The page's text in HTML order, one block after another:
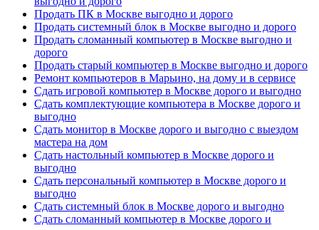
Продать ПК в Москве выгодно и дорого
Продать системный блок в Москве выгодно и дорого
Продать сломанный компьютер в Москве выгодно и
дорого
Продать старый компьютер в Москве выгодно и дорого
Ремонт компьютеров в Марьино, на дому и в сервисе
Сдать игровой компьютер в Москве дорого и выгодно
Сдать комплектующие компьютера в Москве дорого и
выгодно
Сдать монитор в Москве дорого и выгодно с выездом
мастера на дом
Сдать настольный компьютер в Москве дорого и
выгодно
Сдать персональный компьютер в Москве дорого и
выгодно
Сдать системный блок в Москве дорого и выгодно
Сдать сломанный компьютер в Москве дорого и